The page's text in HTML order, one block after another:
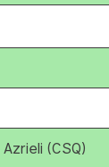
(CSQ)